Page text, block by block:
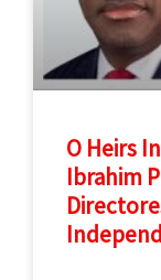
O Heirs
Ibrahim